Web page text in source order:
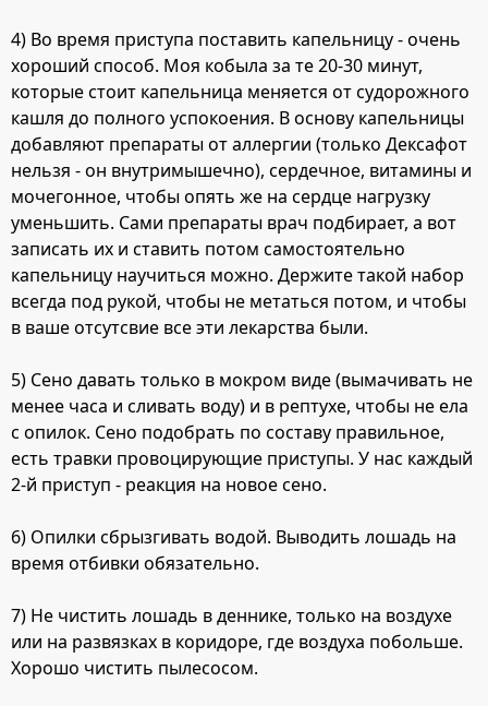
4) Во время приступа поставить капельницу - очень
хороший способ. Моя кобыла за те 20-30 минут,
которые стоит капельница меняется от судорожного
кашля до полного успокоения. В основу капельницы
добавляют препараты от аллергии (только Дексафот
нельзя - он внутримышечно), сердечное, витамины и
мочегонное, чтобы опять же на сердце нагрузку
уменьшить. Сами препараты врач подбирает, а вот
записать их и ставить потом самостоятельно
капельницу научиться можно. Держите такой набор
всегда под рукой, чтобы не метаться потом, и чтобы
в ваше отсутсвие все эти лекарства были.
5) Сено давать только в мокром виде (вымачивать не
менее часа и сливать воду) и в рептухе, чтобы не ела
с опилок. Сено подобрать по составу правильное,
есть травки провоцирующие приступы. У нас каждый
2-й приступ - реакция на новое сено.
6) Опилки сбрызгивать водой. Выводить лошадь на
время отбивки обязательно.
7) Не чистить лошадь в деннике, только на воздухе
или на развязках в коридоре, где воздуха побольше.
Хорошо чистить пылесосом.